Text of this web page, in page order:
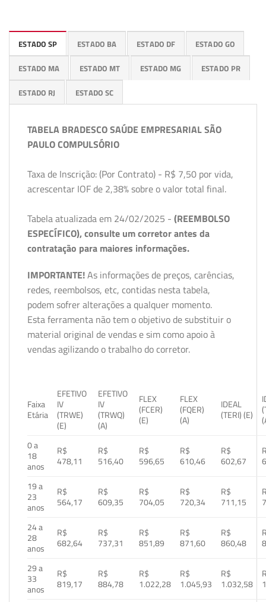
ESTADO SP ESTADO BA ESTADO DF ESTADO GO
ESTADO MA ESTADO MT ESTADO MG ESTADO PR
ESTADO RJ ESTADO SC
TABELA BRADESCO SAÚDE EMPRESARIAL SÃO
PAULO COMPULSÓRIO
Taxa de Inscrição: (Por Contrato) - R$ 7,50 por vida,
acrescentar IOF de 2,38% sobre o valor total final.
Tabela atualizada em 24/02/2025 - (REEMBOLSO
ESPECÍFICO), consulte um corretor antes da
contratação para maiores informações.
IMPORTANTE!As informações de preços, carências,
redes, reembolsos, etc, contidas nesta tabela,
podem sofrer alterações a qualquer momento.
Esta ferramenta não tem o objetivo de substituir o
material original de vendas e sim como apoio à
vendas agilizando o trabalho do corretor.
Faixa
Etária
EFETIVO
IV
(TRWE)
(E)
EFETIVO
IV
(TRWQ)
(A)
FLEX
(FCER)
(E)
FLEX
(FQER)
(A)
IDEAL
(TERI) (E)
0 a
18
anos
R$
478,11
R$
516,40
R$
596,65
R$
610,46
R$
602,67
19 a
23
anos
R$
564,17
R$
609,35
R$
704,05
R$
720,34
R$
711,15
24 a
28
anos
R$
682,64
R$
737,31
R$
851,89
R$
871,60
R$
860,48
29 a
33
anos
R$
819,17
R$
884,78
R$
1.022,28
R$
1.045,93
R$
1.032,58